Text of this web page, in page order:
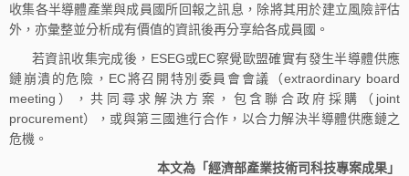
收集各半導體產業與成員國所回報之訊息，除將其用於建立風險評估
外，亦彙整並分析成有價值的資訊後再分享給各成員國。
若資訊收集完成後，ESEG或EC察覺歐盟確實有發生半導體供應
鏈崩潰的危險，EC將召開特別委員會會議（extraordinary board
meeting），共同尋求解決方案，包含聯合政府採購（joint
procurement），或與第三國進行合作，以合力解決半導體供應鏈之
危機。
本文為「經濟部產業技術司科技專案成果」